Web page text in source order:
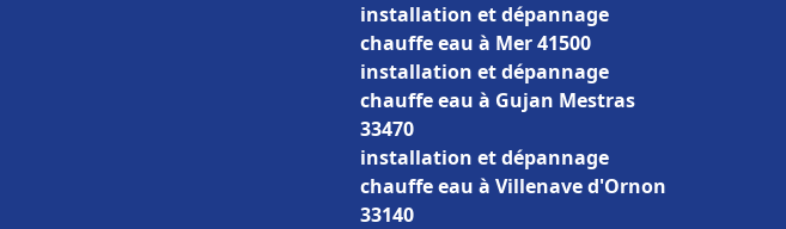
installation et dépannage
chauffe eau à Mer 41500
installation et dépannage
chauffe eau à Gujan Mestras
33470
installation et dépannage
chauffe eau à Villenave d'Ornon
33140